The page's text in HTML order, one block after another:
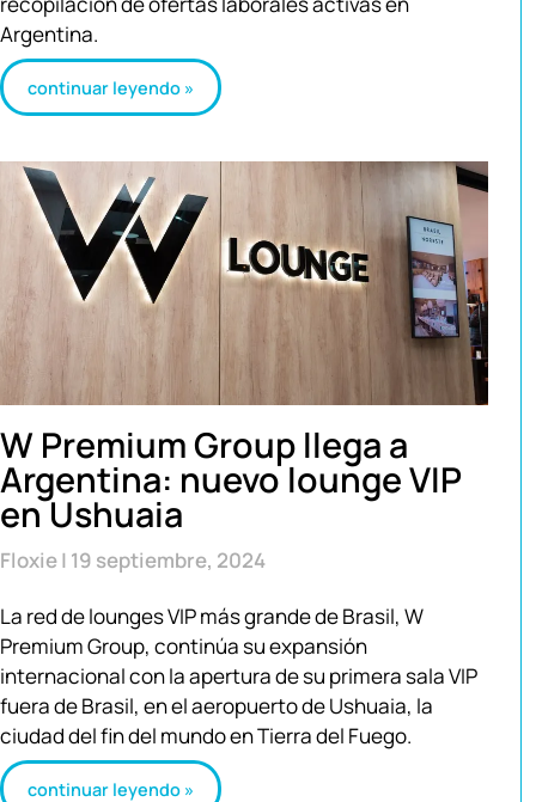
Argentina.
continuar leyendo »
W Premium Group llega a
Argentina: nuevo lounge VIP
en Ushuaia
Floxie 19 septiembre, 2024
La red de lounges VIP más grande de Brasil, W
Premium Group, continúa su expansión
internacional con la apertura de su primera sala VIP
fuera de Brasil, en el aeropuerto de Ushuaia, la
ciudad del fin del mundo en Tierra del Fuego.
continuar leyendo »